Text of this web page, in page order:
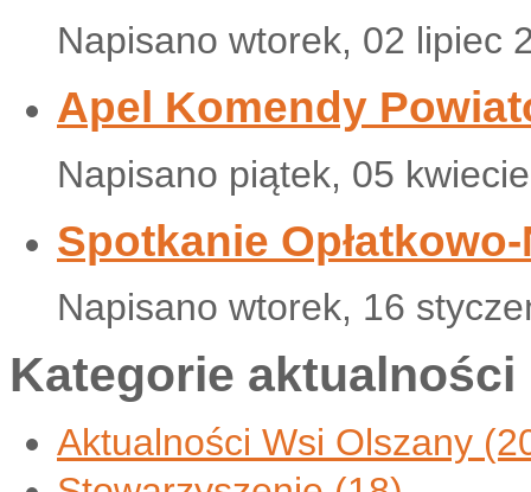
Napisano wtorek, 02 lipiec
Apel Komendy
Napisano piątek, 05
Spotkanie
Napisano wtorek, 16
Kategorie aktualności
Aktualności Wsi Olszany